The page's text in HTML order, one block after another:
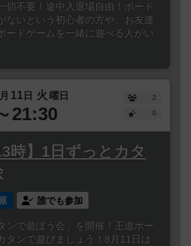
切不要！途中入退場自由！ボード
ないという初心者の方や、お友達
ードゲームを一緒に遊べる人がい
月 11日 火 曜日
21:30
2
0
時】1日ずっとカタ
誰でも参加
ンで遊ぼう会」を開催！王道ボー
タンで遊びましょう！8月11日は